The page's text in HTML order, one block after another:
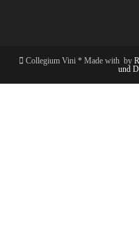
Collegium Vini * Made with by
und